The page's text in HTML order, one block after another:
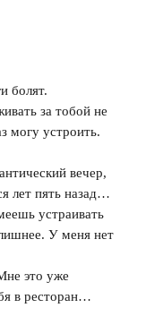
болят.
за тобой не
могу устроить.
вечер,
лет пять назад…
устраивать
У меня нет
это уже
в ресторан…